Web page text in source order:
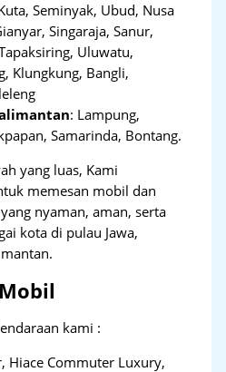
Seminyak, Ubud, Nusa
Singaraja, Sanur,
Uluwatu,
Klungkung, Bangli,
: Lampung,
Samarinda, Bontang.
yang luas, Kami
memesan mobil dan
nyaman, aman, serta
kota di pulau Jawa,
kami :
Hiace Commuter Luxury,